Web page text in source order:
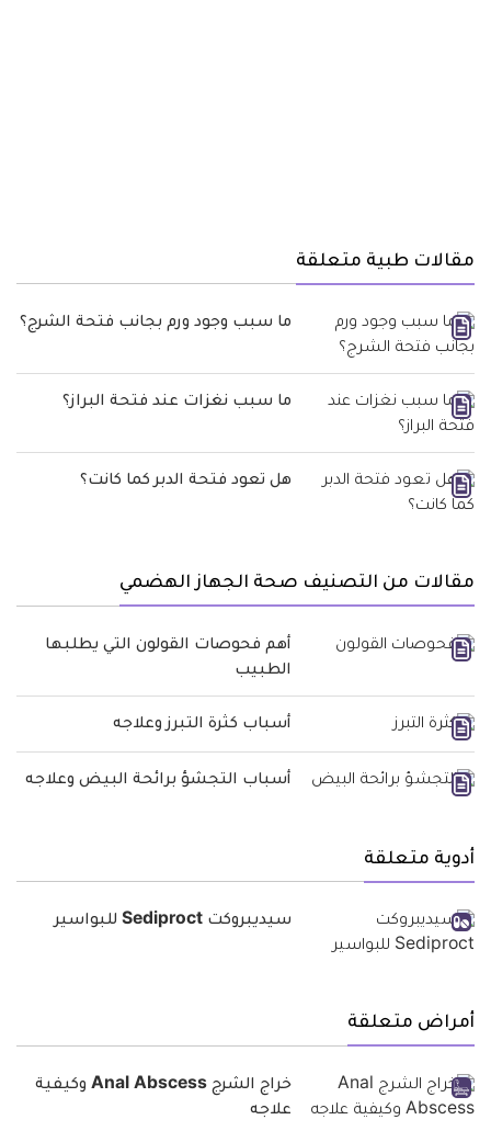
مقالات طبية متعلقة
ما سبب وجود ورم بجانب فتحة الشرج؟
ما سبب نغزات عند فتحة البراز؟
هل تعود فتحة الدبر كما كانت؟
مقالات من التصنيف صحة الجهاز الهضمي
أهم فحوصات القولون التي يطلبها
الطبيب
أسباب كثرة التبرز وعلاجه
أسباب التجشؤ برائحة البيض وعلاجه
أدوية متعلقة
سيديبروكت Sediproct للبواسير
أمراض متعلقة
خراج الشرج Anal Abscess وكيفية
علاجه